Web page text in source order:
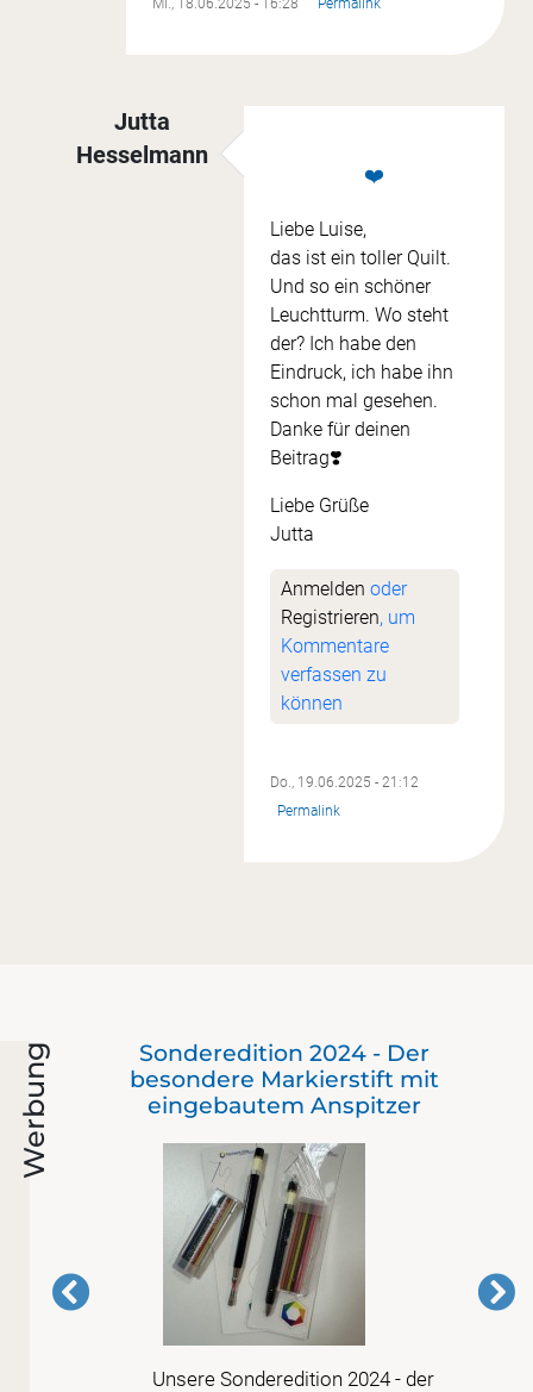
Jutta
Hesselmann
Wochenthema 13.6.
❤️
Liebe Luise,
das ist ein toller Quilt.
Und so ein schöner
Leuchtturm. Wo steht
der? Ich habe den
Eindruck, ich habe ihn
schon mal gesehen.
Danke für deinen
Beitrag❣️
Liebe Grüße
Jutta
Anmelden oder
Registrieren, um
Kommentare
verfassen zu
können
Do., 19.06.2025 - 21:12
Permalink
Werbung
Sonderedition 2024 - Der
besondere Markierstift mit
eingebautem Anspitzer
Unsere Sonderedition 2024 - der